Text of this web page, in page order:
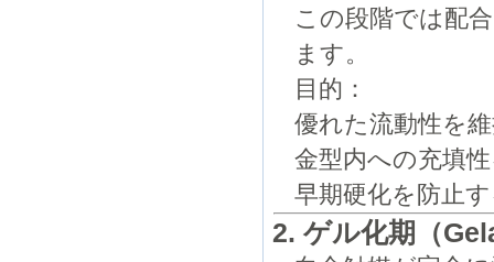
この段階では配
ます。
目的：
優れた流動性を
金型内への充填
早期硬化を防止
2. ゲル化期（